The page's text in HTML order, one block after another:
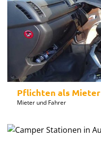
Pflichten als Mieter
Mieter und Fahrer